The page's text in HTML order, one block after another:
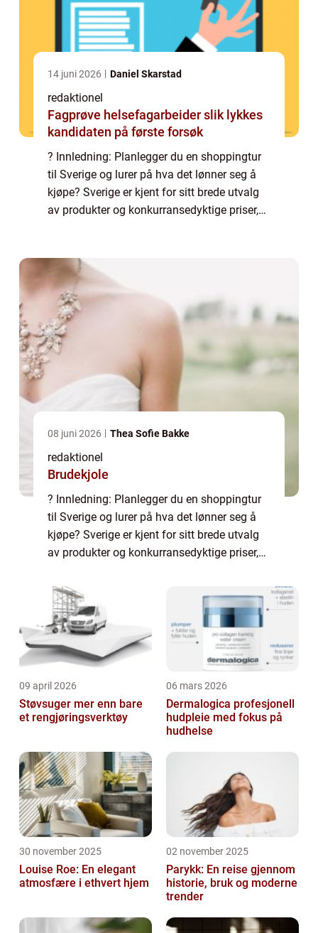
14 juni 2026 Daniel Skarstad
redaktionel
Fagprøve helsefagarbeider slik lykkes
kandidaten på første forsøk
? Innledning: Planlegger du en shoppingtur
til Sverige og lurer på hva det lønner seg å
kjøpe? Sverige er kjent for sitt brede utvalg
av produkter og konkurransedyktige priser,
08 juni 2026 Thea Sofie Bakke
redaktionel
Brudekjole
? Innledning: Planlegger du en shoppingtur
til Sverige og lurer på hva det lønner seg å
kjøpe? Sverige er kjent for sitt brede utvalg
av produkter og konkurransedyktige priser,
artikkelen vil vi ta en grundi...
09 april 2026
Støvsuger mer enn bare
et rengjøringsverktøy
06 mars 2026
Dermalogica profesjonell
hudpleie med fokus på
hudhelse
30 november 2025
Louise Roe: En elegant
atmosfære i ethvert hjem
02 november 2025
Parykk: En reise gjennom
historie, bruk og moderne
trender